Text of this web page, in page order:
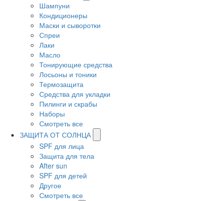
Шампуни
Кондиционеры
Маски и сыворотки
Спреи
Лаки
Масло
Тонирующие средства
Лосьоны и тоники
Термозащита
Средства для укладки
Пилинги и скрабы
Наборы
Смотреть все
ЗАЩИТА ОТ СОЛНЦА
SPF для лица
Защита для тела
After sun
SPF для детей
Другое
Смотреть все